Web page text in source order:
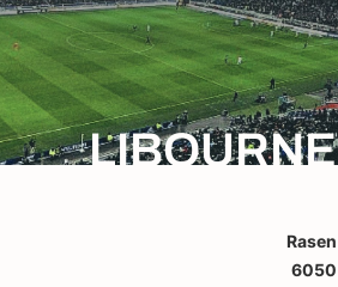
LIBOURNE
Rasen
6050